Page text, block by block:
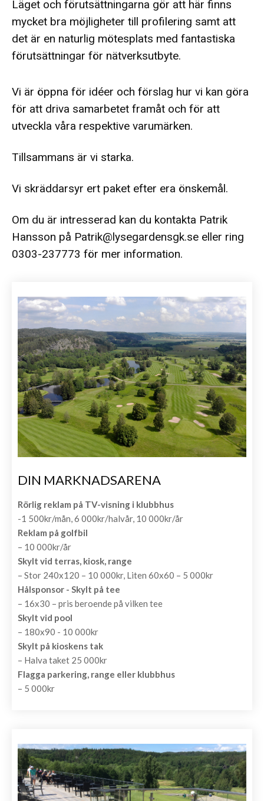
Läget och förutsättningarna gör att här finns
mycket bra möjligheter till profilering samt att
det är en naturlig mötesplats med fantastiska
förutsättningar för nätverksutbyte.
Vi är öppna för idéer och förslag hur vi kan göra
för att driva samarbetet framåt och för att
utveckla våra respektive varumärken.
Tillsammans är vi starka.
Vi skräddarsyr ert paket efter era önskemål.
Om du är intresserad kan du kontakta Patrik
Hansson på Patrik@lysegardensgk.se eller ring
0303-237773 för mer information.
DIN MARKNADSARENA
Rörlig reklam på TV-visning i klubbhus
-1 500kr/mån, 6 000kr/halvår, 10 000kr/år
Reklam på golfbil
– 10 000kr/år
Skylt vid terras, kiosk, range
– Stor 240x120 – 10 000kr, Liten 60x60 – 5 000kr
Hålsponsor - Skylt på tee
– 16x30 – pris beroende på vilken tee
Skylt vid pool
– 180x90 - 10 000kr
Skylt på kioskens tak
– Halva taket 25 000kr
Flagga parkering, range eller klubbhus
– 5 000kr